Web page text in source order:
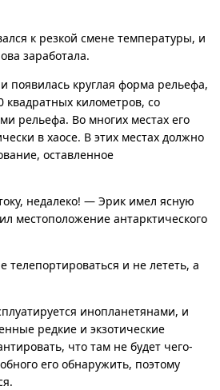
к резкой смене температуры, и
заработала.
появилась круглая форма рельефа,
квадратных километров, со
рельефа. Во многих местах его
в хаосе. В этих местах должно
оставленное
недалеко! — Эрик имел ясную
местоположение антарктического
телепортироваться и не лететь, а
инопланетянами, и
редкие и экзотические
что там не будет чего-
его обнаружить, поэтому